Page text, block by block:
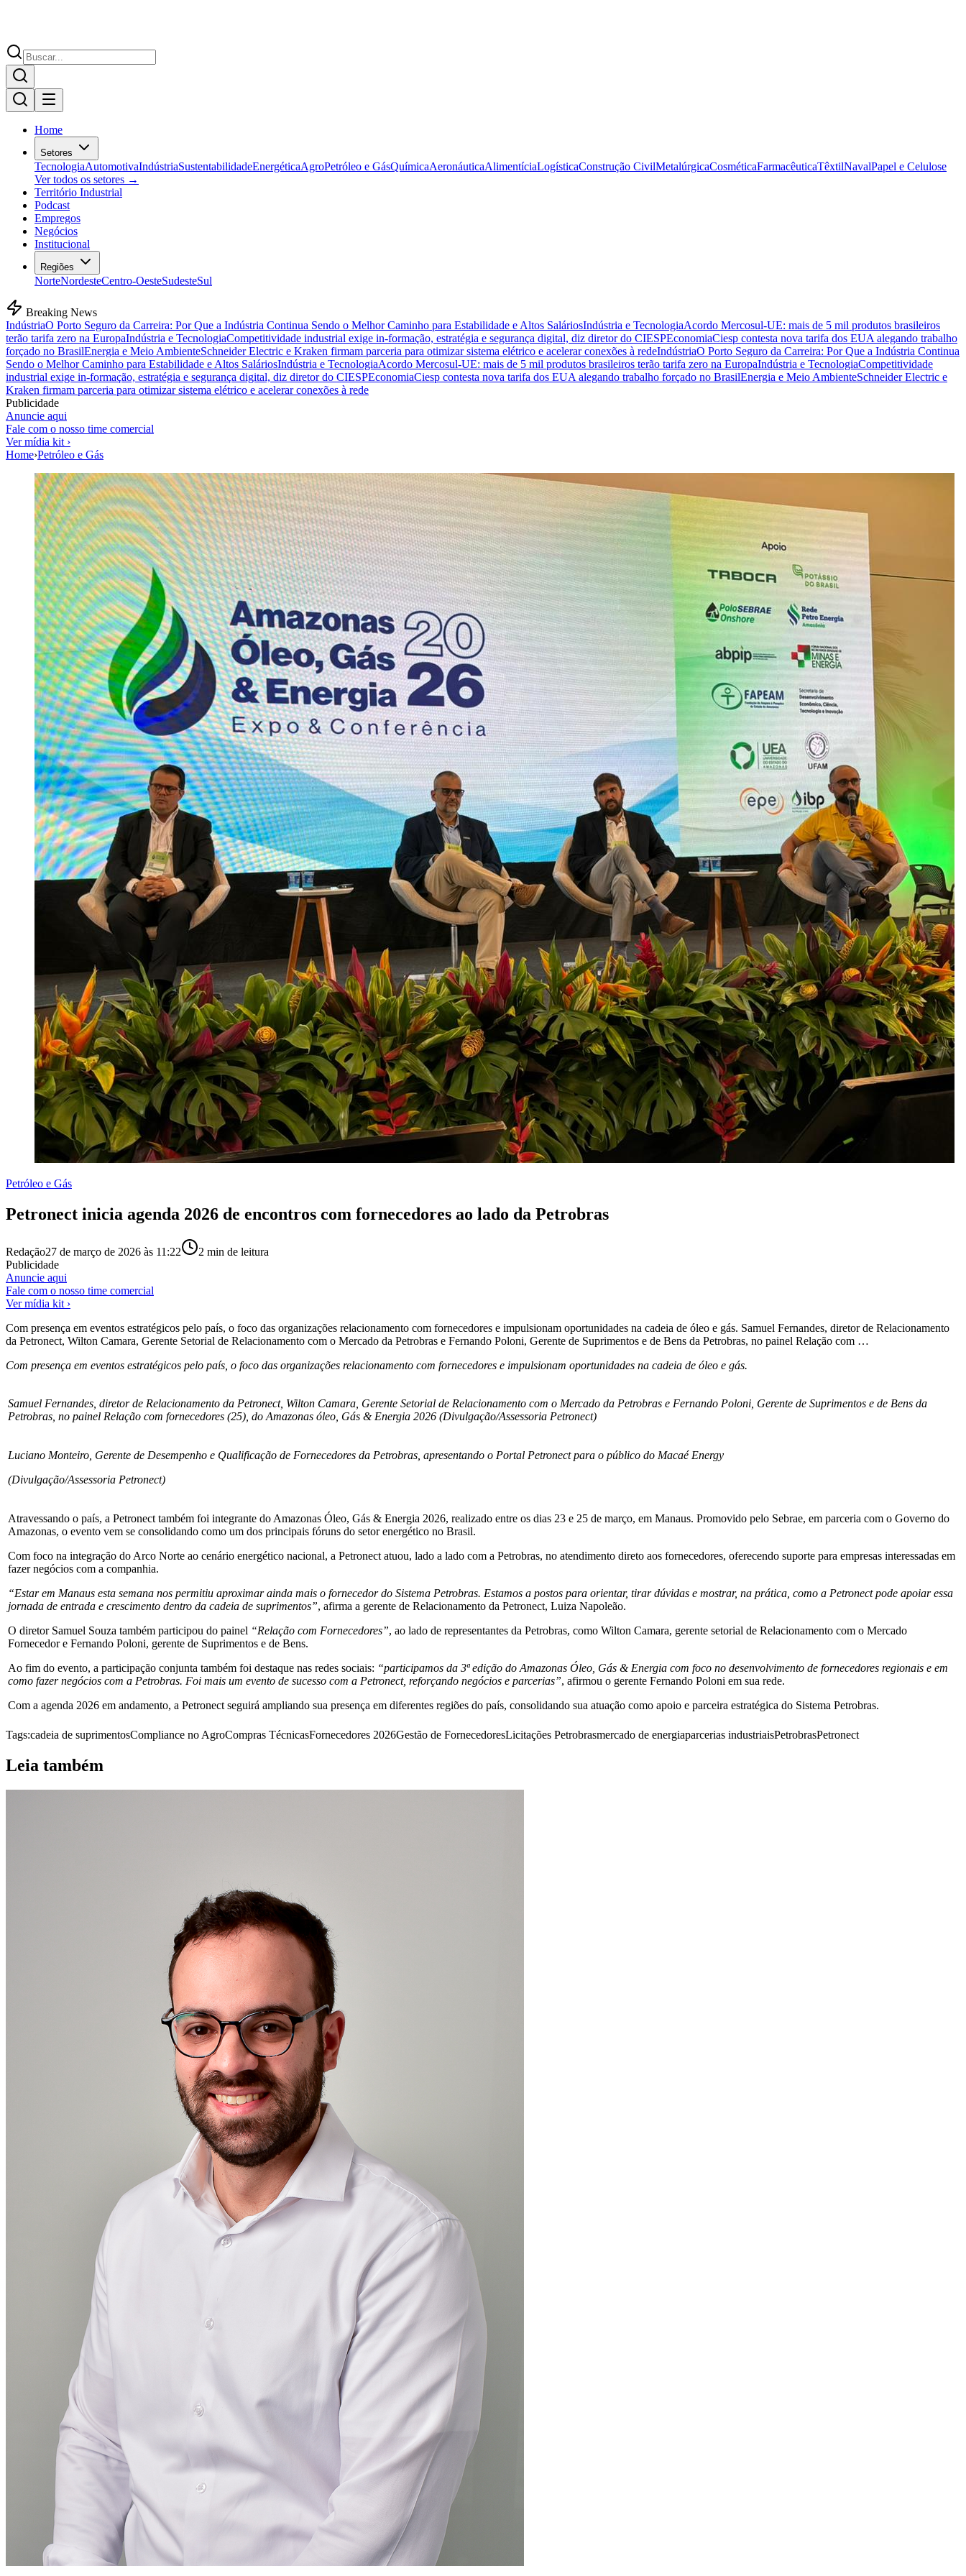
Home
Setores
TecnologiaAutomotivaIndústriaSustentabilidadeEnergéticaAgroPetróleo e GásQuímicaAeronáuticaAlimentíciaLogísticaConstrução CivilMetalúrgicaCosméticaFarmacêuticaTêxtilNavalPapel e Celulose
Ver todos os setores →
Território Industrial
Podcast
Empregos
Negócios
Institucional
Regiões
NorteNordesteCentro-OesteSudesteSul
Breaking News
IndústriaO Porto Seguro da Carreira: Por Que a Indústria Continua Sendo o Melhor Caminho para Estabilidade e Altos SaláriosIndústria e TecnologiaAcordo Mercosul-UE: mais de 5 mil produtos brasileiros
terão tarifa zero na EuropaIndústria e TecnologiaCompetitividade industrial exige in-formação, estratégia e segurança digital, diz diretor do CIESPEconomiaCiesp contesta nova tarifa dos EUA alegando trabalho
forçado no BrasilEnergia e Meio AmbienteSchneider Electric e Kraken firmam parceria para otimizar sistema elétrico e acelerar conexões à redeIndústriaO Porto Seguro da Carreira: Por Que a Indústria Continua
Sendo o Melhor Caminho para Estabilidade e Altos SaláriosIndústria e TecnologiaAcordo Mercosul-UE: mais de 5 mil produtos brasileiros terão tarifa zero na EuropaIndústria e TecnologiaCompetitividade
industrial exige in-formação, estratégia e segurança digital, diz diretor do CIESPEconomiaCiesp contesta nova tarifa dos EUA alegando trabalho forçado no BrasilEnergia e Meio AmbienteSchneider Electric e
Kraken firmam parceria para otimizar sistema elétrico e acelerar conexões à rede
Publicidade
Anuncie aqui
Fale com o nosso time comercial
Ver mídia kit ›
Home›Petróleo e Gás
Petróleo e Gás
Petronect inicia agenda 2026 de encontros com fornecedores ao lado da Petrobras
Redação27 de março de 2026 às 11:22 2 min de leitura
Publicidade
Anuncie aqui
Fale com o nosso time comercial
Ver mídia kit ›
Com presença em eventos estratégicos pelo país, o foco das organizações relacionamento com fornecedores e impulsionam oportunidades na cadeia de óleo e gás. Samuel Fernandes, diretor de Relacionamento
da Petronect, Wilton Camara, Gerente Setorial de Relacionamento com o Mercado da Petrobras e Fernando Poloni, Gerente de Suprimentos e de Bens da Petrobras, no painel Relação com …
Com presença em eventos estratégicos pelo país, o foco das organizações relacionamento com fornecedores e impulsionam oportunidades na cadeia de óleo e gás.
Samuel Fernandes, diretor de Relacionamento da Petronect, Wilton Camara, Gerente Setorial de Relacionamento com o Mercado da Petrobras e Fernando Poloni, Gerente de Suprimentos e de Bens da
Petrobras, no painel Relação com fornecedores (25), do Amazonas óleo, Gás & Energia 2026 (Divulgação/Assessoria Petronect)
Luciano Monteiro, Gerente de Desempenho e Qualificação de Fornecedores da Petrobras, apresentando o Portal Petronect para o público do Macaé Energy
(Divulgação/Assessoria Petronect)
Atravessando o país, a Petronect também foi integrante do Amazonas Óleo, Gás & Energia 2026, realizado entre os dias 23 e 25 de março, em Manaus. Promovido pelo Sebrae, em parceria com o Governo do
Amazonas, o evento vem se consolidando como um dos principais fóruns do setor energético no Brasil.
Com foco na integração do Arco Norte ao cenário energético nacional, a Petronect atuou, lado a lado com a Petrobras, no atendimento direto aos fornecedores, oferecendo suporte para empresas interessadas em
fazer negócios com a companhia.
“Estar em Manaus esta semana nos permitiu aproximar ainda mais o fornecedor do Sistema Petrobras. Estamos a postos para orientar, tirar dúvidas e mostrar, na prática, como a Petronect pode apoiar essa
jornada de entrada e crescimento dentro da cadeia de suprimentos”, afirma a gerente de Relacionamento da Petronect, Luiza Napoleão.
O diretor Samuel Souza também participou do painel “Relação com Fornecedores”, ao lado de representantes da Petrobras, como Wilton Camara, gerente setorial de Relacionamento com o Mercado
Fornecedor e Fernando Poloni, gerente de Suprimentos e de Bens.
Ao fim do evento, a participação conjunta também foi destaque nas redes sociais: “participamos da 3ª edição do Amazonas Óleo, Gás & Energia com foco no desenvolvimento de fornecedores regionais e em
como fazer negócios com a Petrobras. Foi mais um evento de sucesso com a Petronect, reforçando negócios e parcerias”, afirmou o gerente Fernando Poloni em sua rede.
Com a agenda 2026 em andamento, a Petronect seguirá ampliando sua presença em diferentes regiões do país, consolidando sua atuação como apoio e parceira estratégica do Sistema Petrobras.
Tags:cadeia de suprimentosCompliance no AgroCompras TécnicasFornecedores 2026Gestão de FornecedoresLicitações Petrobrasmercado de energiaparcerias industriaisPetrobrasPetronect
Leia também